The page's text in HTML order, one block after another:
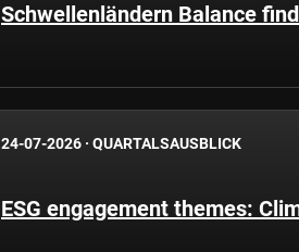
Schwellenländern Balance
24-07-2026 · QUARTALSAUSBLICK
ESG engagement themes: